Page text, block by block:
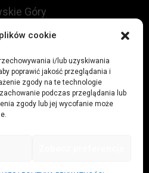
cookie
i/lub uzyskiwania
poprawić jakość przeglądania i
zgody na te technologie
podczas przeglądania lub
zgody lub jej wycofanie może
Góry